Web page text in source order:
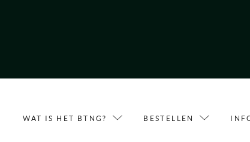
WAT IS HET BTNG? BESTELLEN